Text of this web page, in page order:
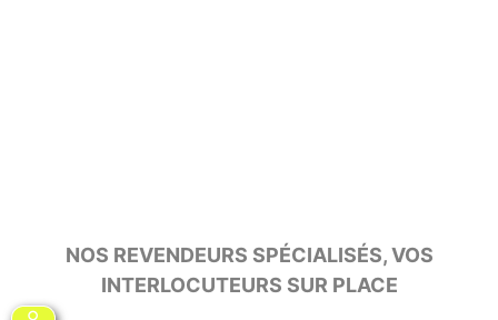
NOS REVENDEURS SPÉCIALISÉS, VOS
INTERLOCUTEURS SUR PLACE